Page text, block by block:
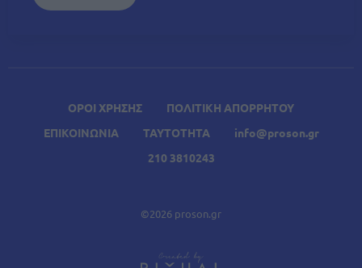
ΟΡΟΙ ΧΡΗΣΗΣ
ΠΟΛΙΤΙΚΗ ΑΠΟΡΡΗΤΟΥ
ΕΠΙΚΟΙΝΩΝΙΑ
ΤΑΥΤΟΤΗΤΑ
info@proson.gr
210 3810243
©2026 proson.gr